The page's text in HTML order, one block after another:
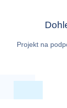
Projekt na